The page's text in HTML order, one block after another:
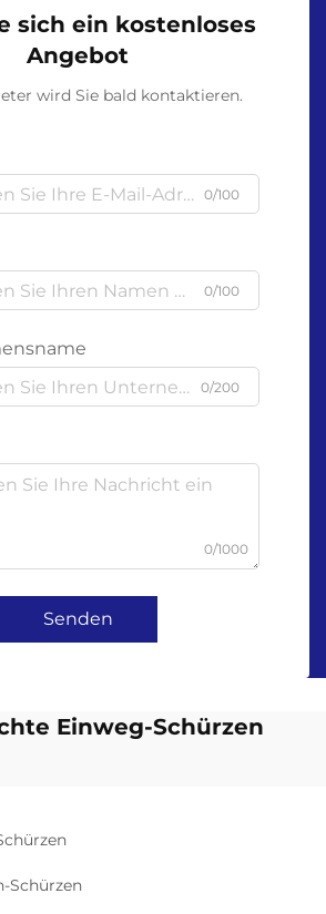
sich ein kostenloses
Angebot
wird Sie bald kontaktieren.
0/100
0/100
0/200
0/1000
Senden
Einweg-Schürzen
Schürzen